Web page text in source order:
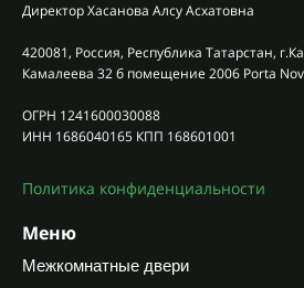
Директор Хасанова Алсу Асхатовна
420081, Россия, Республика Татарстан,
Камалеева 32 б помещение 2006 Porta
ОГРН 1241600030088
ИНН 1686040165 КПП 168601001
Политика конфиденциальности
Меню
Межкомнатные двери